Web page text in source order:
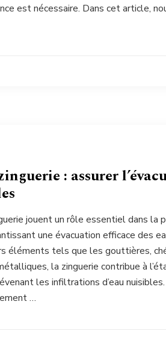
est nécessaire. Dans cet article,
: assurer
jouent un rôle essentiel dans la
une évacuation efficace des
éléments tels que les gouttières,
la zinguerie contribue à
les infiltrations d’eau nuisibles.
…